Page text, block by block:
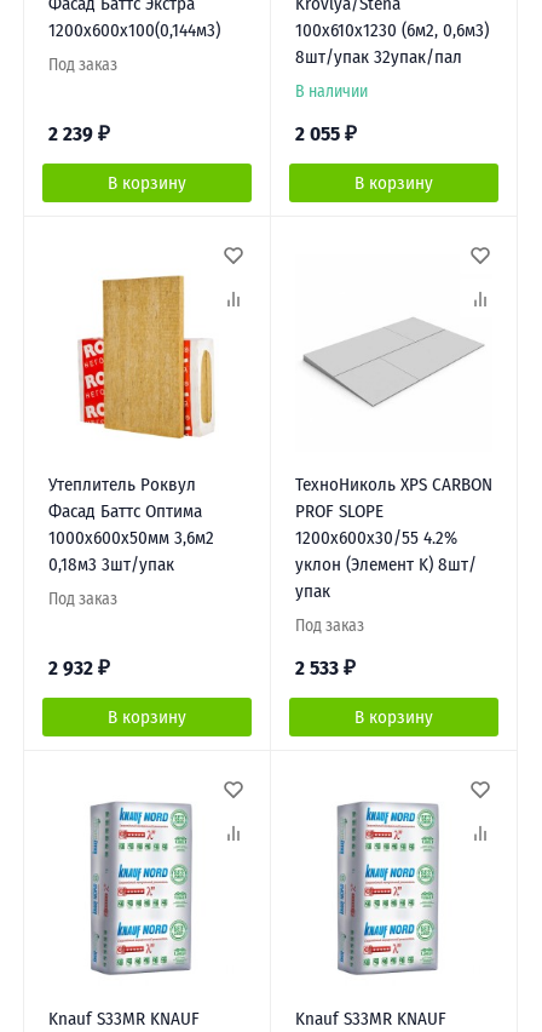
1200х600х100(0,144м3)
Под заказ
2 239 ₽
В корзину
100x610x1230 (6м2, 0,6м3)
8шт/упак 32упак/пал
В наличии
2 055 ₽
В корзину
Утеплитель Роквул
Фасад Баттс Оптима
1000х600х50мм 3,6м2
0,18м3 3шт/упак
Под заказ
2 932 ₽
В корзину
ТехноНиколь XPS CARBON
PROF SLOPE
1200х600х30/55 4.2%
уклон (Элемент K) 8шт/
упак
Под заказ
2 533 ₽
В корзину
Knauf S33MR KNAUF Knauf S33MR KNAUF